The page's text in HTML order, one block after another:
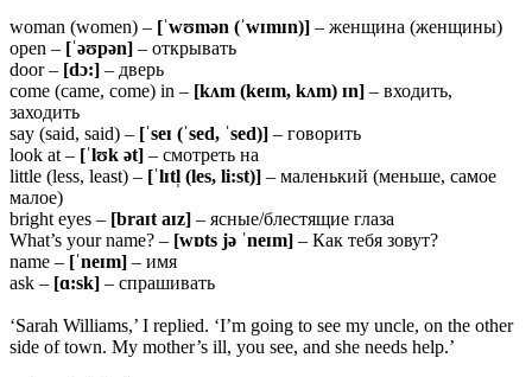
woman (women) – [ˈwʊmən (ˈwɪmɪn)] – женщина (женщины)
open – [ˈəʊpən] – открывать
door – [dɔ:] – дверь
come (came, come) in – [kʌm (keɪm, kʌm) ɪn] – входить,
заходить
say (said, said) – [ˈseɪ (ˈsed, ˈsed)] – говорить
look at – [ˈlʊk ət] – смотреть на
little (less, least) – [ˈlɪtl̩ (les, li:st)] – маленький (меньше, самое
малое)
bright eyes – [braɪt aɪz] – ясные/блестящие глаза
What’s your name? – [wɒts jə ˈneɪm] – Как тебя зовут?
name – [ˈneɪm] – имя
ask – [ɑ:sk] – спрашивать
‘Sarah Williams,’ I replied. ‘I’m going to see my uncle, on the other
side of town. My mother’s ill, you see, and she needs help.’